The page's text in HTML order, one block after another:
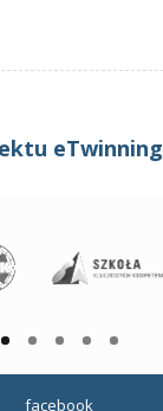
eTwinning
facebook